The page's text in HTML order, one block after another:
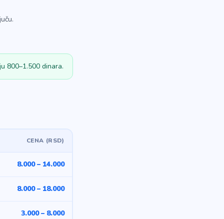
800–1.500 dinara.
CENA (RSD)
8.000 – 14.000
8.000 – 18.000
3.000 – 8.000